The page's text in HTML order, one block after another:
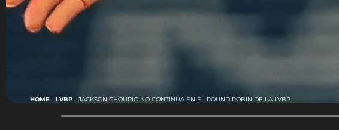
HOME- LVBP- JACKSON CHOURIO NO CONTINÚA EN EL ROUND ROBIN DE LA LVBP